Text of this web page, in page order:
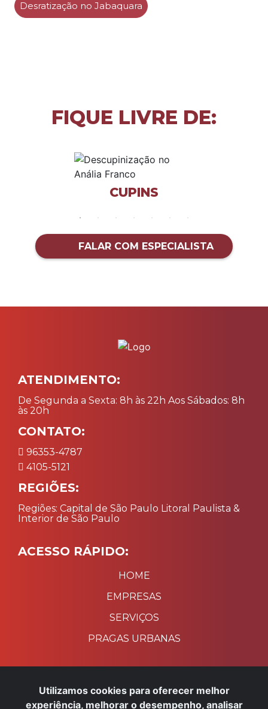
Desratização no Jabaquara
Utilizamos cookies para oferecer melhor
experiência, melhorar o desempenho, analisar
FIQUE LIVRE DE:
CUPINS
FALAR COM ESPECIALISTA
ATENDIMENTO:
De Segunda a Sexta: 8h às 22h Aos Sábados: 8h
às 20h
CONTATO:
96353-4787
4105-5121
REGIÕES:
Regiões: Capital de São Paulo Litoral Paulista &
Interior de São Paulo
ACESSO RÁPIDO:
HOME
EMPRESAS
SERVIÇOS
PRAGAS URBANAS